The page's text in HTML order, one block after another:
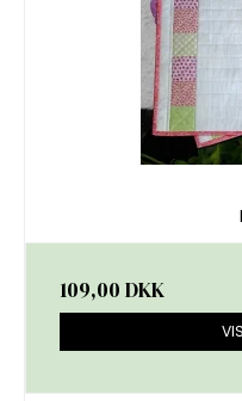
109,00 DKK